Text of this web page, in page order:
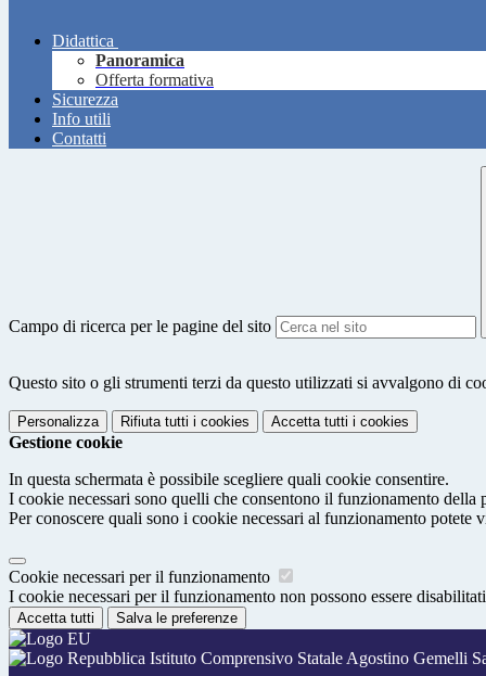
Didattica
Panoramica
Offerta formativa
Sicurezza
Info utili
Contatti
Campo di ricerca per le pagine del sito
Questo sito o gli strumenti terzi da questo utilizzati si avvalgono di
Personalizza Rifiuta tutti i cookies Accetta tutti i cookies
Gestione cookie
In questa schermata è possibile scegliere quali cookie consentire.
I cookie necessari sono quelli che consentono il funzionamento
Per conoscere quali sono i cookie necessari al funzionamento potete
Cookie necessari per il funzionamento
I cookie necessari per il funzionamento non possono essere
Accetta tutti Salva le preferenze
Istituto Comprensivo Statale Agostino Gemelli